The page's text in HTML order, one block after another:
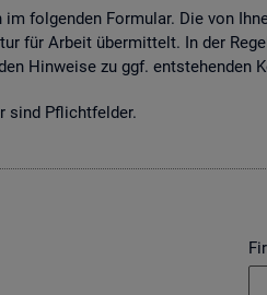
im fol­gen­den For­mu­lar. Die von
für Ar­beit über­mit­telt. In der
Hin­wei­se zu ggf. ent­ste­hen­den
sind Pflicht­fel­der.